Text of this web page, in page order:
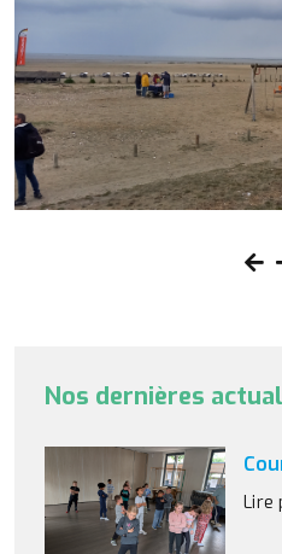
Nos dernières
Lire